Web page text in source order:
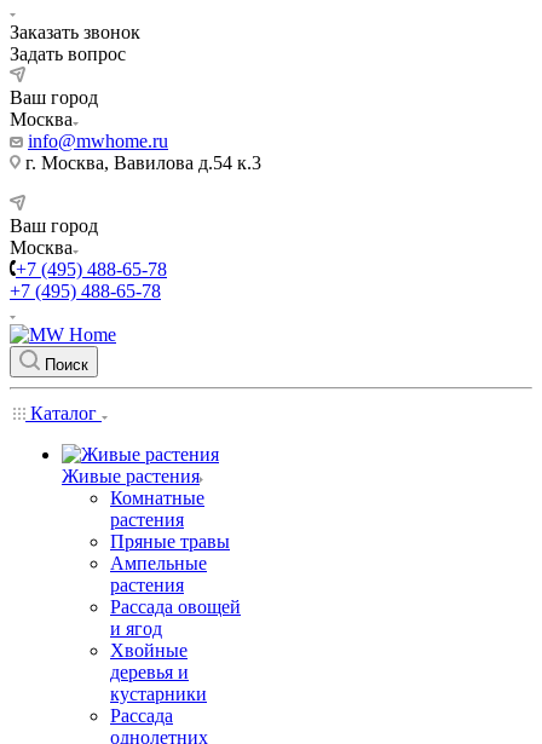
Заказать звонок
Задать вопрос
Ваш город
Москва
info@mwhome.ru
г. Москва, Вавилова д.54 к.3
Ваш город
Москва
+7 (495) 488-65-78
+7 (495) 488-65-78
Поиск
Каталог
Живые растения
Комнатные
растения
Пряные травы
Ампельные
растения
Рассада овощей
и ягод
Хвойные
деревья и
кустарники
Рассада
однолетних